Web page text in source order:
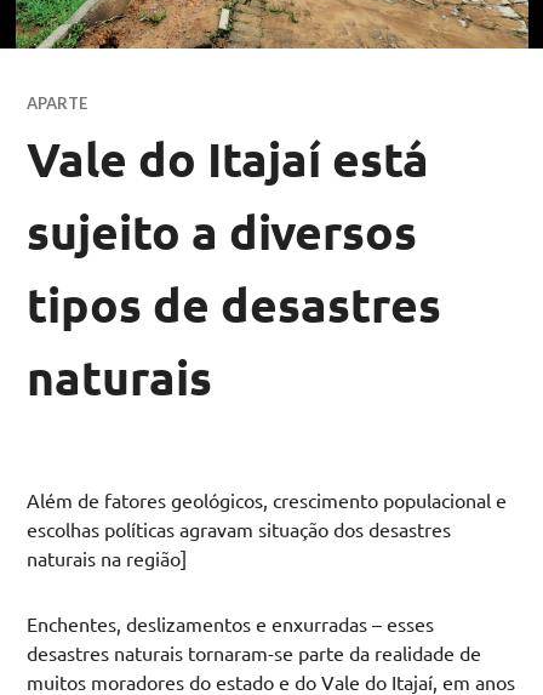
APARTE
Vale do Itajaí está
sujeito a diversos
tipos de desastres
naturais
Além de fatores geológicos, crescimento populacional e
escolhas políticas agravam situação dos desastres
naturais na região]
Enchentes, deslizamentos e enxurradas – esses
desastres naturais tornaram-se parte da realidade de
muitos moradores do estado e do Vale do Itajaí, em anos